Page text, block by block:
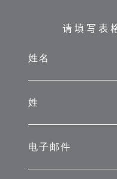
请填写表
姓名
姓
电子邮件